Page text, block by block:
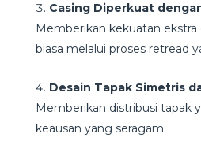
Casing Diperkuat
Memberikan kekuatan
biasa melalui proses retread
Desain Tapak Simetris
Memberikan distribusi tapak
keausan yang seragam.